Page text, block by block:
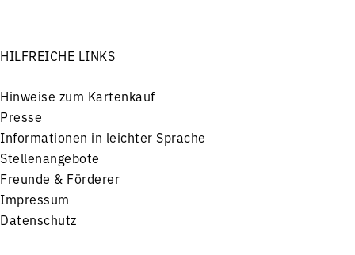
HILFREICHE LINKS
Hinweise zum Kartenkauf
Presse
Informationen in leichter Sprache
Stellenangebote
Freunde & Förderer
Impressum
Datenschutz